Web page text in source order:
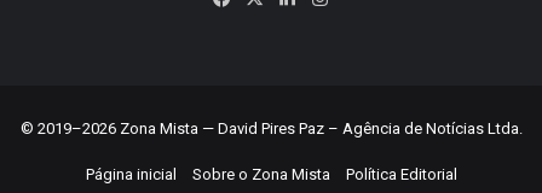
Facebook
X LinkedinInstagram
© 2019–2026 Zona Mista — David Pires Paz – Agência de Notícias Ltda.
Página inicial Sobre o Zona Mista Política Editorial